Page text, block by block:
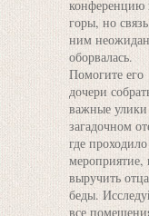
конференцию
горы, но
ним
оборвалась.
Помогите его
дочери
важные улики
загадочном
где проходило
мероприятие,
выручить
беды.
все